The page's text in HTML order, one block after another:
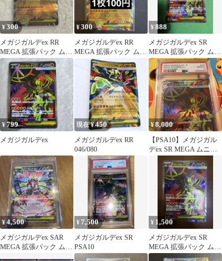
¥300
メガジガルデex RR
MEGA 拡張パック ムニ
キスゼロ キラ 046/080
¥300
メガジガルデex RR
MEGA 拡張パック ムニ
キスゼロ キラ 046/080
¥888
メガジガルデex SR
MEGA 拡張パック ムニ
キスゼロ 097/080
¥799
メガジガルデex
現在 ¥450
メガジガルデex RR
046/080
¥8,000
【PSA10】メガジガル
デex SR MEGA ムニキ
¥4,500
メガジガルデex SAR
MEGA 拡張パック ムニ
¥ 7,500
メガジガルデex SR
PSA10
¥ 1,500
メガジガルデex SR
MEGA 拡張パック ムニ
キスゼロ キラ 097/080